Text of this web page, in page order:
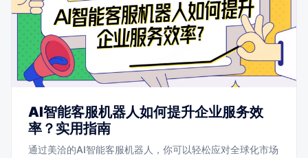
AI智能客服机器人如何提升企业服务效
率？实用指南
通过美洽的AI智能客服机器人，你可以轻松应对全球化市场